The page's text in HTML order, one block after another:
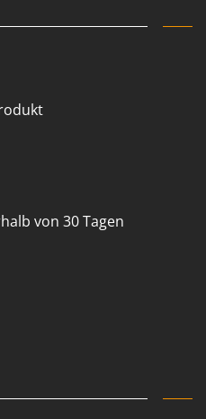
von 30 Tagen